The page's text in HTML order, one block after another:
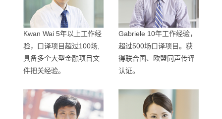
Kwan Wai 5年以上工作经
验，口译项目超过100场,
具备多个大型金融项目文
件把关经验。
Gabriele 10年工作经验，
超过500场口译项目。获
得联合国、欧盟同声传译
认证。